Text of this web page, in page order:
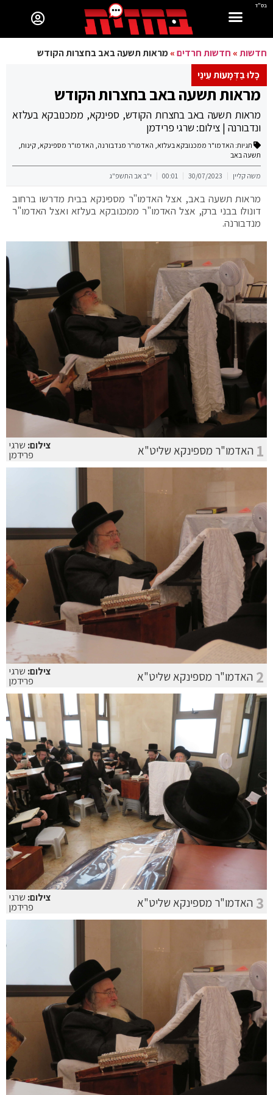
בס"ד
חדשות» חדשות חרדים»מראות תשעה באב בחצרות הקודש
כָּלוּ בַדְּמָעוֹת עֵינַי
מראות תשעה באב בחצרות הקודש
מראות תשעה באב בחצרות הקודש, ספינקא, ממכנובקא בעלזא
ונדבורנה | צילום: שרגי פרידמן
תגיות: האדמו"ר ממכנובקא בעלזא, האדמו"ר מנדבורנה, האדמו"ר מספינקא, קינות,
תשעה באב
משה קליין 30/07/2023
00:01 י"ב אב התשפ"ג
מראות תשעה באב, אצל האדמו"ר מספינקא בבית מדרשו ברחוב
דונולו בבני ברק, אצל האדמו"ר ממכנובקא בעלזא ואצל האדמו"ר
מנדבורנה.
1 האדמו"ר מספינקא שליט"א צילום: שרגי
פרידמן
2 האדמו"ר מספינקא שליט"א צילום: שרגי
פרידמן
3 האדמו"ר מספינקא שליט"א צילום: שרגי
פרידמן